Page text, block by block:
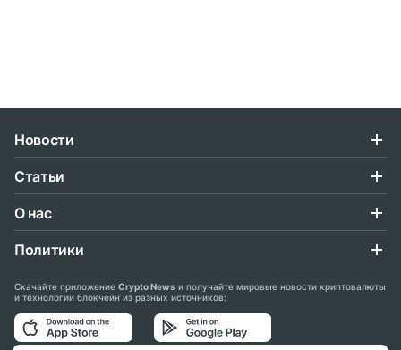
Новости
Статьи
О нас
Политики
Скачайте приложение Crypto News и получайте мировые новости криптовалюты
и технологии блокчейн из разных источников: